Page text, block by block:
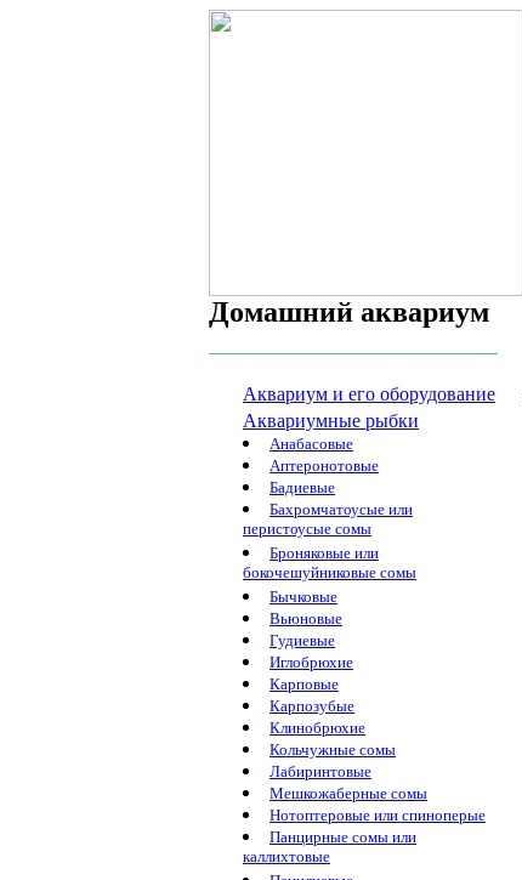
Домашний аквариум
Аквариум и его оборудование
Аквариумные рыбки
Анабасовые
Аптеронотовые
Бадиевые
Бахромчатоусые или
перистоусые сомы
Броняковые или
бокочешуйниковые сомы
Бычковые
Вьюновые
Гудиевые
Иглобрюхие
Карповые
Карпозубые
Клинобрюхие
Кольчужные сомы
Лабиринтовые
Мешкожаберные сомы
Нотоптеровые или спиноперые
Панцирные сомы или
каллихтовые